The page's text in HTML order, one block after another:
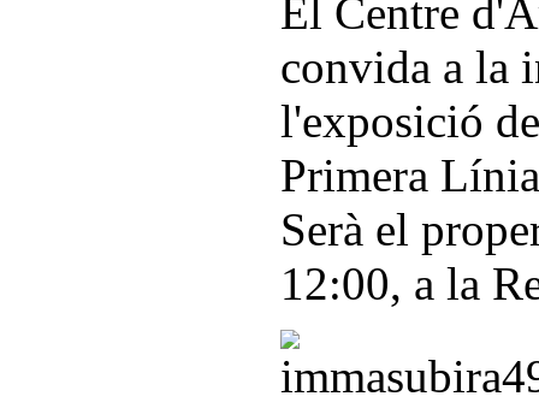
El Centre
convida a la
l'exposició
Primera
Serà el
12:00, a la